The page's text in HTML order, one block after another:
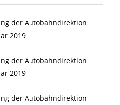
der Autobahndirektion
2019
der Autobahndirektion
2019
der Autobahndirektion